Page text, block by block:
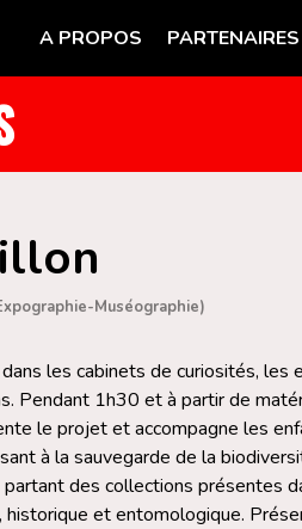
A PROPOS PARTENAIRES
Muséographie)
les cabinets de curiosités, les
Pendant 1h30 et à partir de
le projet et accompagne les
à la sauvegarde de la
des collections présentes
et entomologique.